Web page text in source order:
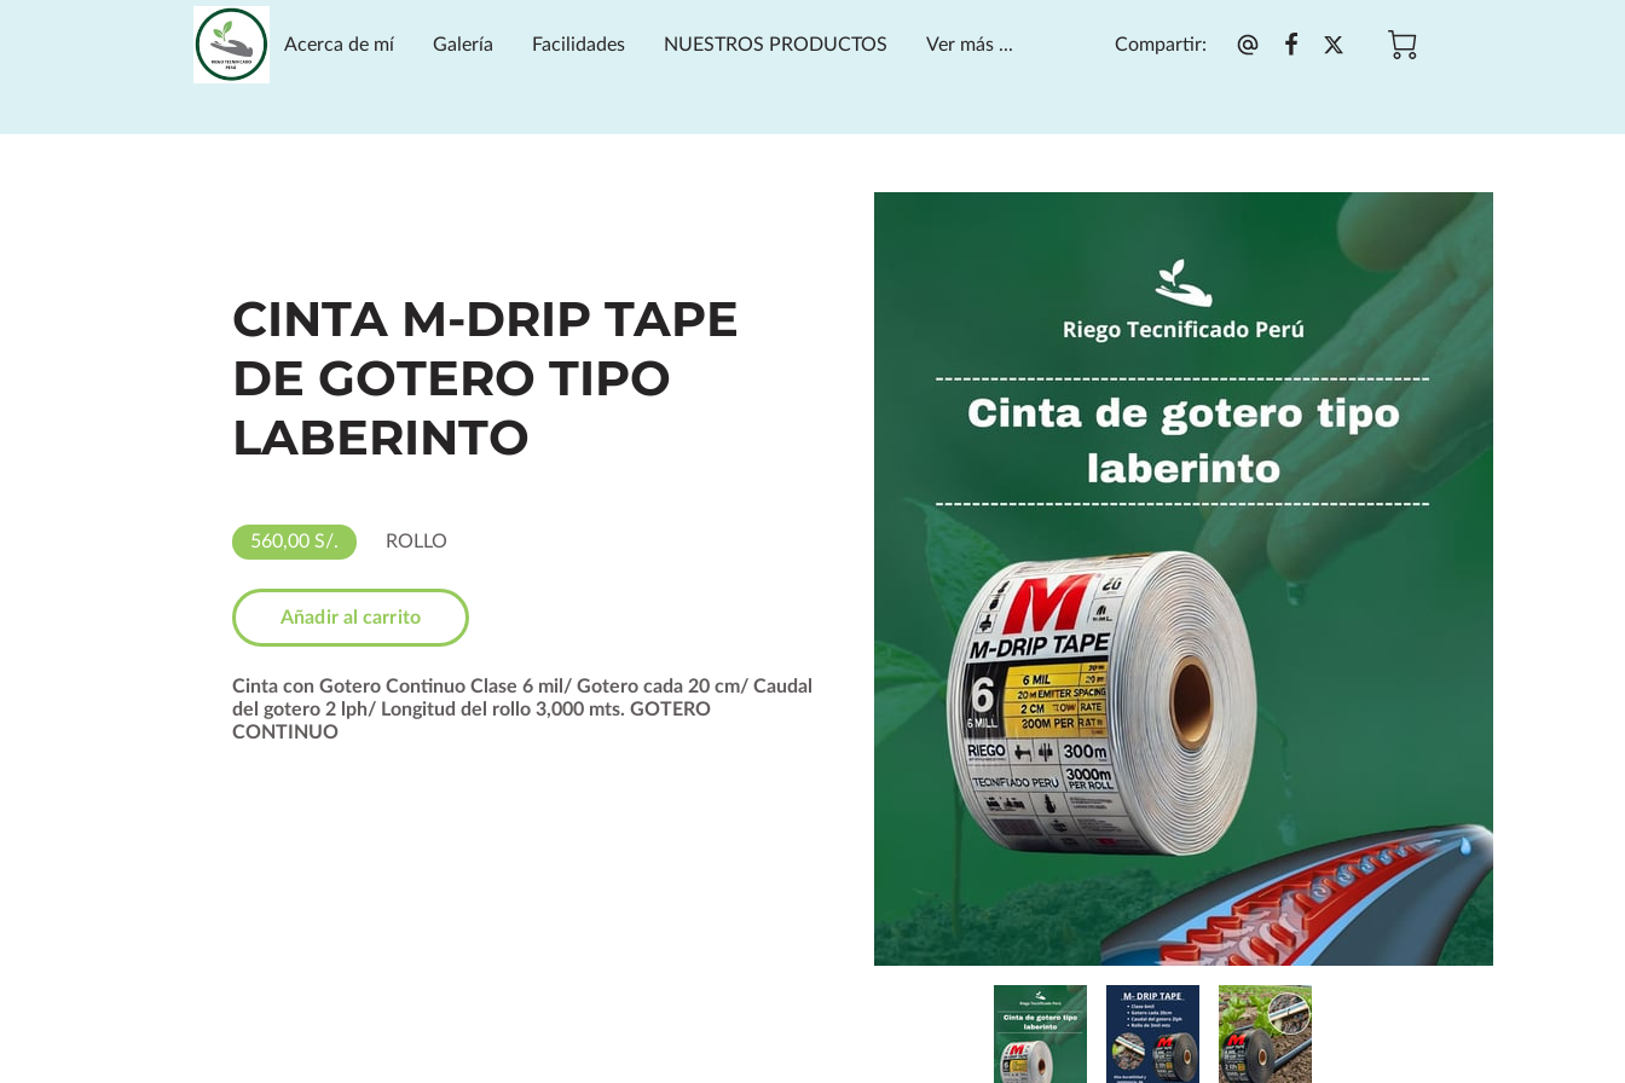
Acerca de mí Galería Facilidades
NUESTROS PRODUCTOS
Ver más ... Compartir:
CINTA M-DRIP TAPE
DE GOTERO TIPO
LABERINTO
560,00 S/. ROLLO
Añadir al carrito
Cinta con Gotero Continuo Clase 6 mil/ Gotero cada 20 cm/ Caudal
del gotero 2 lph/ Longitud del rollo 3,000 mts. GOTERO
CONTINUO